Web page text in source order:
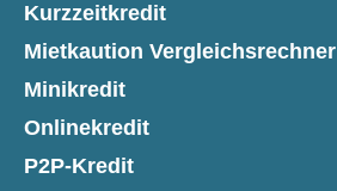
Kurzzeitkredit
Mietkaution Vergleichsrechner
Minikredit
Onlinekredit
P2P-Kredit